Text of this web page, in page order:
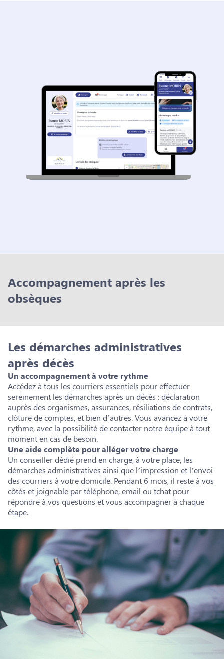
Accompagnement après les
obsèques
Les démarches administratives
après décès
Un accompagnement à votre rythme
Accédez à tous les courriers essentiels pour effectuer
sereinement les démarches après un décès : déclaration
auprès des organismes, assurances, résiliations de contrats,
clôture de comptes, et bien d’autres. Vous avancez à votre
rythme, avec la possibilité de contacter notre équipe à tout
moment en cas de besoin.
Une aide complète pour alléger votre charge
Un conseiller dédié prend en charge, à votre place, les
démarches administratives ainsi que l’impression et l’envoi
des courriers à votre domicile. Pendant 6 mois, il reste à vos
côtés et joignable par téléphone, email ou tchat pour
répondre à vos questions et vous accompagner à chaque
étape.